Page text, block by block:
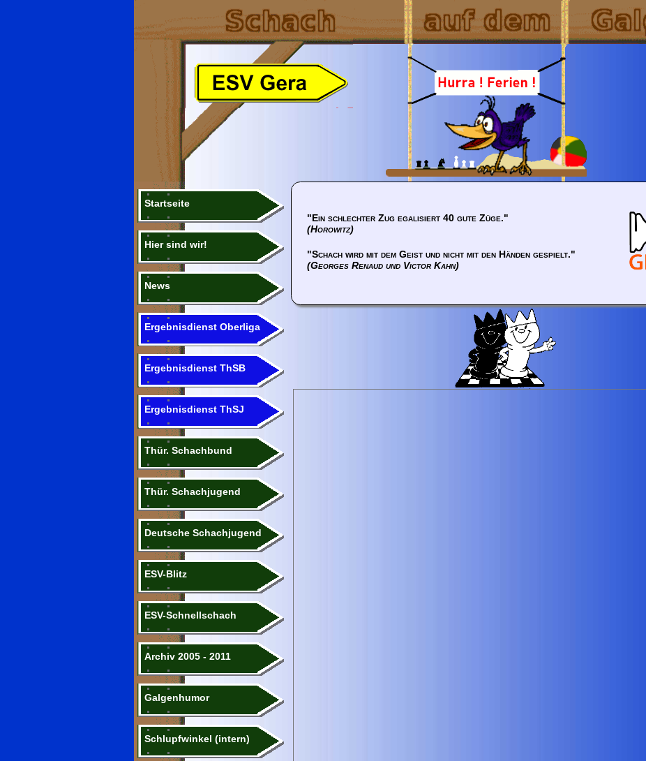
Startseite
Hier sind wir!
News
Ergebnisdienst Oberliga
Ergebnisdienst ThSB
Ergebnisdienst ThSJ
Thür. Schachbund
Thür. Schachjugend
Deutsche Schachjugend
ESV-Blitz
ESV-Schnellschach
Archiv 2005 - 2011
Galgenhumor
Schlupfwinkel (intern)
"Ein schlechter Zug egalisiert 40 gute Züge."
(Horowitz)
"Schach wird mit dem Geist und nicht mit den Händen gespielt."
(Georges Renaud und Victor Kahn)